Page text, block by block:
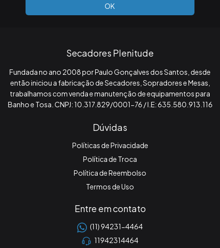
Secadores Plenitude
Fundada no ano 2008 por Paulo Gonçalves dos Santos, desde
então iniciou a fabricação de Secadores, Sopradores e Mesas,
trabalhamos com venda e manutenção de equipamentos para
Banho e Tosa. CNPJ: 10.317.829/0001-76 / I.E: 635.580.913.116
Dúvidas
Políticas de Privacidade
Política de Troca
Política de Reembolso
Termos de Uso
Entre em contato
(11) 94231-4464
11942314464